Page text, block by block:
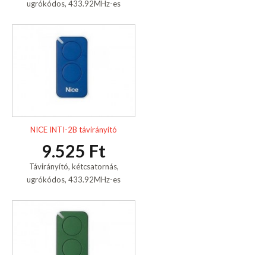
ugrókódos, 433.92MHz-es
NICE INTI-2B távirányító
9.525 Ft
Távirányító, kétcsatornás,
ugrókódos, 433.92MHz-es